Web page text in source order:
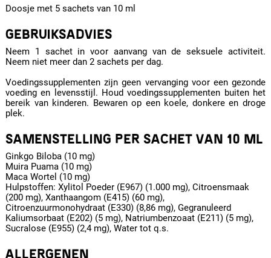
Doosje met 5 sachets van 10 ml
GEBRUIKSADVIES
Neem 1 sachet in voor aanvang van de seksuele activiteit.
Neem niet meer dan 2 sachets per dag.
Voedingssupplementen zijn geen vervanging voor een gezonde
voeding en levensstijl. Houd voedingssupplementen buiten het
bereik van kinderen. Bewaren op een koele, donkere en droge
plek.
SAMENSTELLING PER SACHET VAN 10 ML
Ginkgo Biloba (10 mg)
Muira Puama (10 mg)
Maca Wortel (10 mg)
Hulpstoffen: Xylitol Poeder (E967) (1.000 mg), Citroensmaak
(200 mg), Xanthaangom (E415) (60 mg),
Citroenzuurmonohydraat (E330) (8,86 mg), Gegranuleerd
Kaliumsorbaat (E202) (5 mg), Natriumbenzoaat (E211) (5 mg),
Sucralose (E955) (2,4 mg), Water tot q.s.
ALLERGENEN